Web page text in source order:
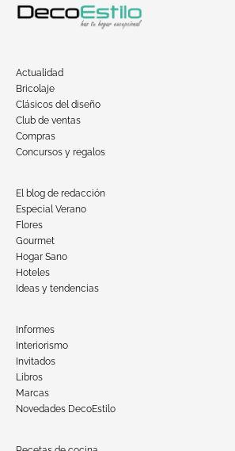
Actualidad
Bricolaje
Clásicos del diseño
Club de ventas
Compras
Concursos y regalos
El blog de redacción
Especial Verano
Flores
Gourmet
Hogar Sano
Hoteles
Ideas y tendencias
Informes
Interiorismo
Invitados
Libros
Marcas
Novedades DecoEstilo